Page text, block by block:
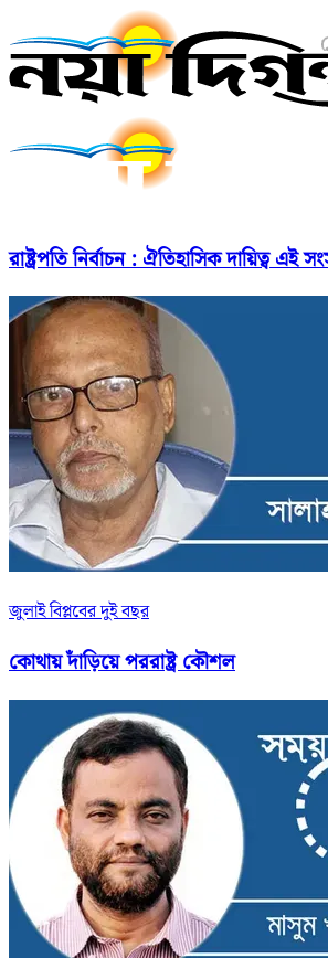
রাষ্ট্রপতি নির্বাচন : ঐতিহাসিক দায়িত্ব এই
জুলাই বিপ্লবের দুই বছর
কোথায় দাঁড়িয়ে পররাষ্ট্র কৌশল